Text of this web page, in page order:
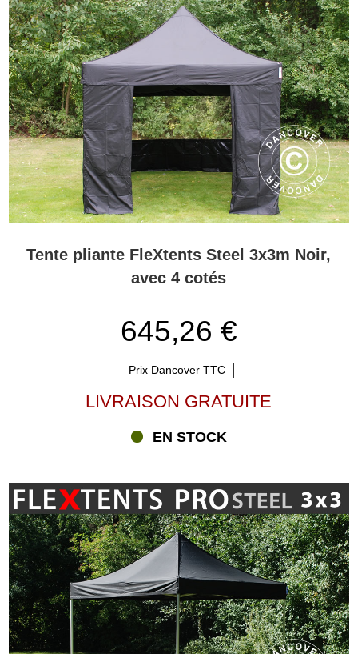
Tente pliante FleXtents Steel 3x3m Noir,
avec 4 cotés
645,26 €
Prix Dancover TTC
LIVRAISON GRATUITE
EN STOCK